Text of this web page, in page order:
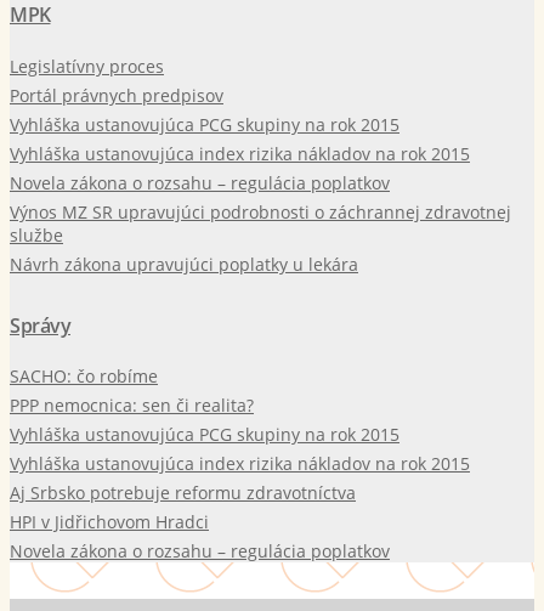
MPK
Legislatívny proces
Portál právnych predpisov
Vyhláška ustanovujúca PCG skupiny na rok 2015
Vyhláška ustanovujúca index rizika nákladov na rok 2015
Novela zákona o rozsahu – regulácia poplatkov
Výnos MZ SR upravujúci podrobnosti o záchrannej zdravotnej
službe
Návrh zákona upravujúci poplatky u lekára
Správy
SACHO: čo robíme
PPP nemocnica: sen či realita?
Vyhláška ustanovujúca PCG skupiny na rok 2015
Vyhláška ustanovujúca index rizika nákladov na rok 2015
Aj Srbsko potrebuje reformu zdravotníctva
HPI v Jidřichovom Hradci
Novela zákona o rozsahu – regulácia poplatkov